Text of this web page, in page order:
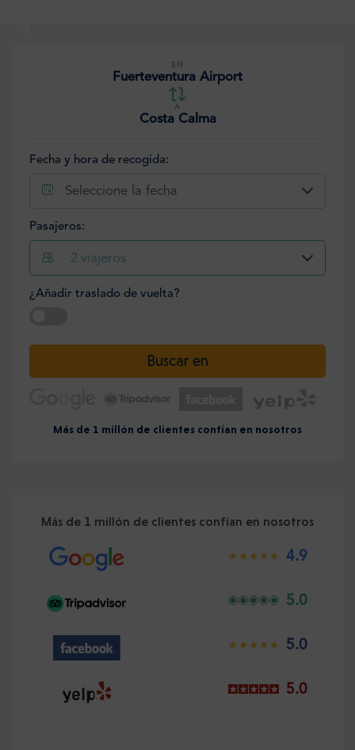
EN
Fuerteventura Airport
A
Costa Calma
Fecha y hora de recogida:
Seleccione la fecha
Pasajeros:
2 viajeros
¿Añadir traslado de vuelta?
Buscar en
Más de 1 millón de clientes confían en nosotros
Más de 1 millón de clientes confían en nosotros
4.9
5.0
5.0
5.0